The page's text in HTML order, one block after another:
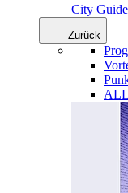
City
Zurück